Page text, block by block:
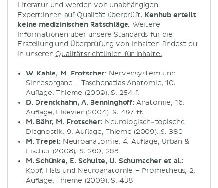
Literatur und werden von unabhängigen
Expert:innen auf Qualität überprüft. Kenhub erteilt
keine medizinischen Ratschläge. Weitere
Informationen über unsere Standards für die
Erstellung und Überprüfung von Inhalten findest du
in unseren Qualitätsrichtlinien für Inhalte.
W. Kahle, M. Frotscher: Nervensystem und
Sinnesorgane – Taschenatlas Anatomie, 10.
Auflage, Thieme (2009), S. 254 f.
D. Drenckhahn, A. Benninghoff: Anatomie, 16.
Auflage, Elsevier (2004), S. 497 ff.
M. Bähr, M. Frotscher: Neurologisch-topische
Diagnostik, 9. Auflage, Thieme (2009), S. 389
M. Trepel: Neuroanatomie, 4. Auflage, Urban &
Fischer (2008), S. 260, 263
M. Schünke, E. Schulte, U. Schumacher et al.:
Kopf, Hals und Neuroanatomie – Prometheus, 2.
Auflage, Thieme (2009), S. 438